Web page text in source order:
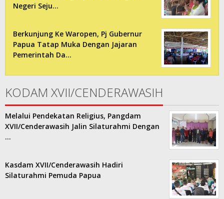
Negeri Seju…
Berkunjung Ke Waropen, Pj Gubernur
Papua Tatap Muka Dengan Jajaran
Pemerintah Da…
KODAM XVII/CENDERAWASIH
Melalui Pendekatan Religius, Pangdam
XVII/Cenderawasih Jalin Silaturahmi Dengan
…
Kasdam XVII/Cenderawasih Hadiri
Silaturahmi Pemuda Papua